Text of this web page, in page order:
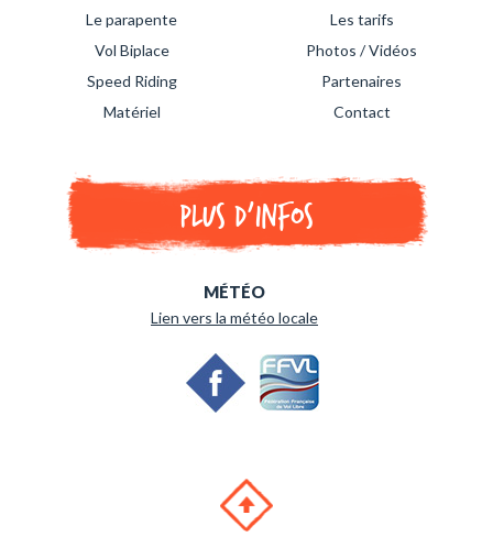
Le parapente
Vol Biplace
Speed Riding
Matériel
Les tarifs
Photos / Vidéos
Partenaires
Contact
Plus d'infos
MÉTÉO
Lien vers la météo locale